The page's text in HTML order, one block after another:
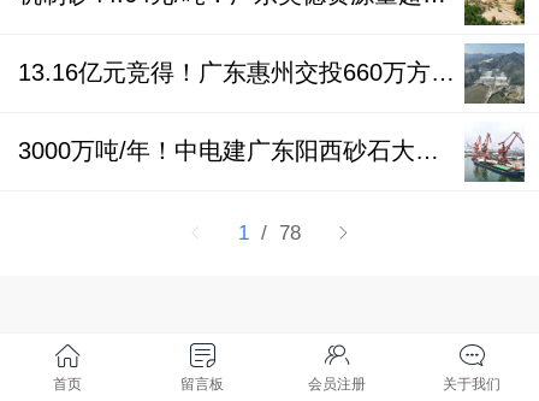
13.16亿元竞得！广东惠州交投660万方/年砂石项目二期工程最新进展
3000万吨/年！中电建广东阳西砂石大矿正式投产发运
1 / 78
首页 留言板 会员注册 关于我们